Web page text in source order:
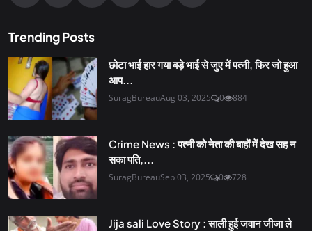
Trending Posts
छोटा भाई हार गया बड़े भाई से जुए में पत्नी, फिर जो हुआ
आप...
SuragBureauAug 03, 2025 0 884
Crime News : पत्नी को नेता की बाहों में देख सह न
सका पति,...
SuragBureauSep 03, 2025 0 728
Jija sali Love Story : साली हुई जवान जीजा ले